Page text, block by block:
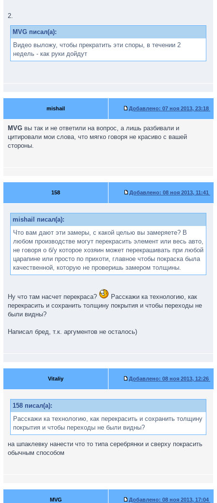
2.
MVG писал(а):
Видео выложу, чтобы прекратить эти споры, в течении 2
недель - как руки дойдут
mishail Добавлено: 07 ноя 2013, 23:18
MVG вы так и не ответили на вопрос, а лишь разбивали и
цитировали мои слова, что мягко говоря не красиво с вашей
стороны.
158 Добавлено: 08 ноя 2013, 11:41
mishail писал(а):
Что вам дают эти замеры, с какой целью вы замеряете? В
любом производстве могут перекрасить элемент или весь авто,
не говоря о б/у которое хозяин может перекрашивать при любой
царапине или просто по прихоти, главное чтобы покраска была
качественной, которую не проверишь замером толщины.
Ну что там насчет перекраса?
Расскажи ка технологию, как
перекрасить и сохранить толщину покрытия и чтобы переходы не
были видны?
Написал бред, т.к. аргументов не осталось)
Vitaliy Добавлено: 08 ноя 2013, 12:26
158 писал(а):
Расскажи ка технологию, как перекрасить и сохранить толщину
покрытия и чтобы переходы не были видны?
на шпаклевку нанести что то типа серебрянки и сверху покрасить
обычным способом
MVG Добавлено: 08 ноя 2013, 17:04